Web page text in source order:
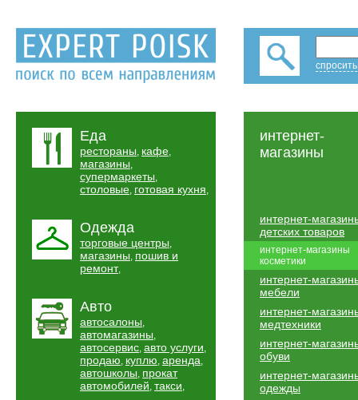
Еда
рестораны, кафе,
магазины,
супермаркеты,
столовые, готовая кухня,
Одежда
торговые центры,
магазины, пошив и
ремонт,
Авто
автосалоны,
автомагазины,
автосервис, авто услуги,
продаю, куплю, аренда,
автошколы, прокат
автомобилей, такси,
интернет-
магазины
интернет-
детских товаров
интернет-магазины
косметики
интернет-
мебели
интернет-
медтехники
интернет-
обуви
интернет-
одежды